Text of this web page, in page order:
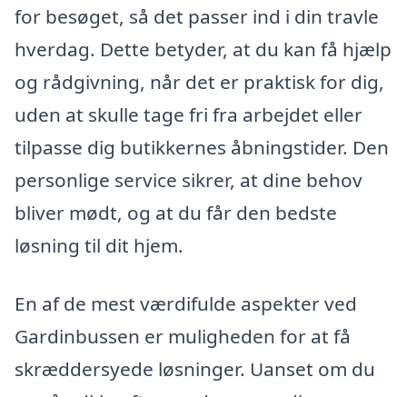
for besøget, så det passer ind i din travle
hverdag. Dette betyder, at du kan få hjælp
og rådgivning, når det er praktisk for dig,
uden at skulle tage fri fra arbejdet eller
tilpasse dig butikkernes åbningstider. Den
personlige service sikrer, at dine behov
bliver mødt, og at du får den bedste
løsning til dit hjem.
En af de mest værdifulde aspekter ved
Gardinbussen er muligheden for at få
skræddersyede løsninger. Uanset om du